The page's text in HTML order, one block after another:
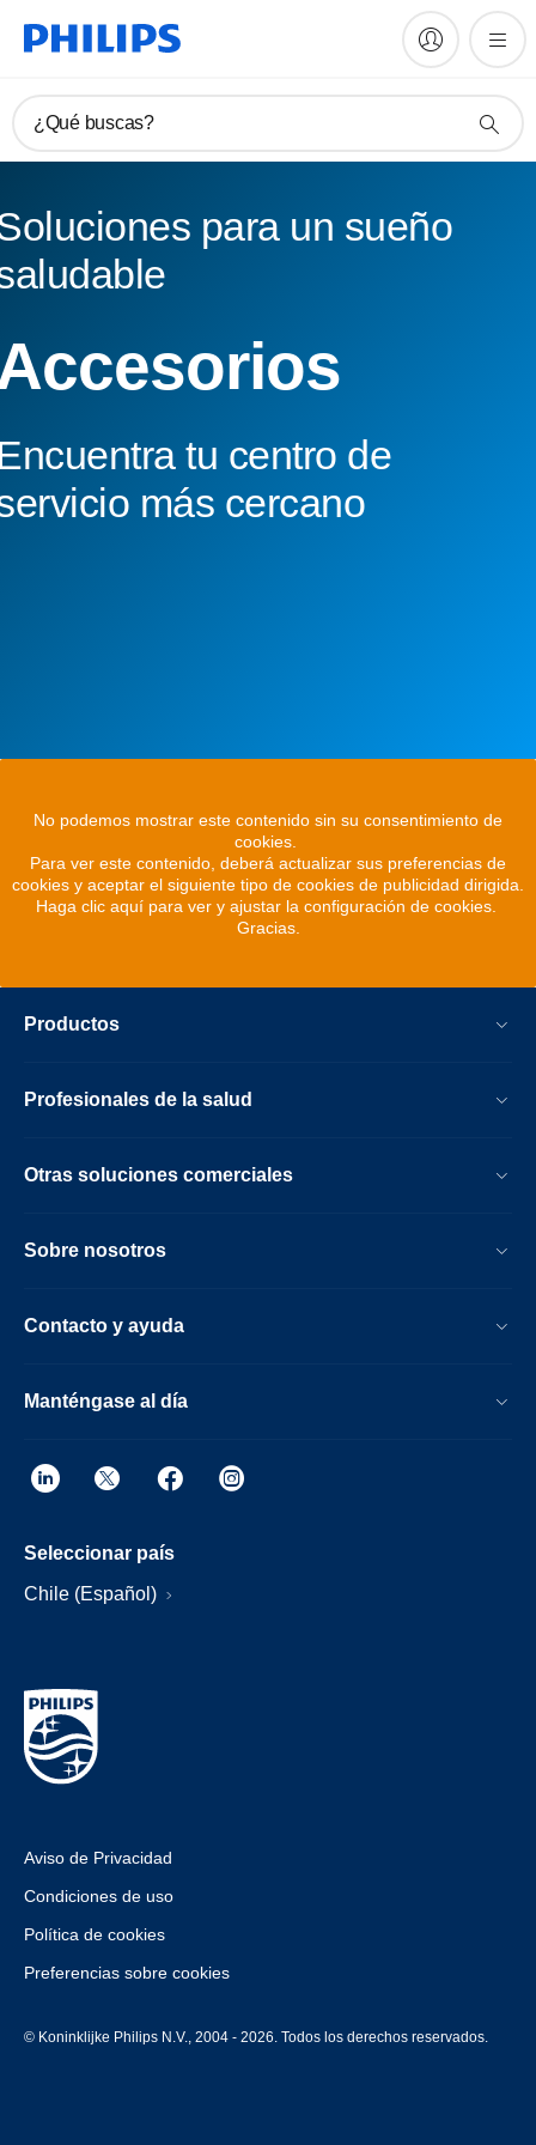
¿Qué buscas?
para un sueño
tu centro de
más cercano
No podemos mostrar este contenido sin su consentimiento de
cookies.
Para ver este contenido, deberá actualizar sus preferencias de
cookies y aceptar el siguiente tipo de cookies de publicidad dirigida.
Haga clic aquí para ver y ajustar la configuración de cookies.
Gracias.
Productos
Profesionales de la salud
Otras soluciones comerciales
Sobre nosotros
Contacto y ayuda
Manténgase al día
Seleccionar país
Chile (Español)
Aviso de Privacidad
Condiciones de uso
Política de cookies
Preferencias sobre cookies
© Koninklijke Philips N.V., 2004 - 2026. Todos los derechos reservados.